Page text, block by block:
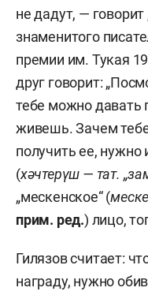
не дадут, —
знаменитого
премии им. Тукая
друг говорит:
тебе можно
живешь. Зачем
получить ее, нужно
(хәчтерүш — тат.
„мескенское“ (
прим. ред.) лицо,
Гилязов считает:
награду, нужно